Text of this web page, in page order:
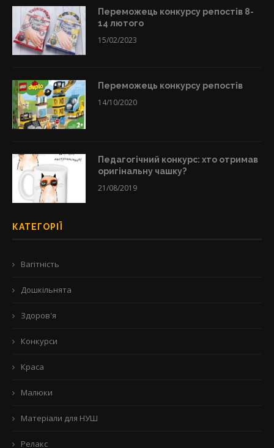
Переможець конкурсу репостів 8-
14 лютого
15/02/2023
Переможець конкурсу репостів
14/10/2020
Педагогічний конкурс: хто отримав
оригінальну чашку?
21/08/2019
КАТЕГОРІЇ
Вагітність
Дошкільнята
Здоров'я
Конкурси
Краса
Малюки
Матеріали для НУШ
Релакс